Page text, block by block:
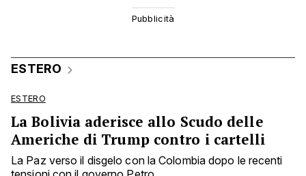
ESTERO
ESTERO
La Bolivia aderisce allo Scudo delle
Americhe di Trump contro i cartelli
La Paz verso il disgelo con la Colombia dopo le recenti